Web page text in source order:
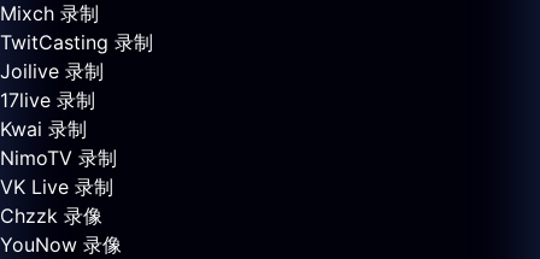
Mixch 录制
TwitCasting 录制
Joilive 录制
17live 录制
Kwai 录制
NimoTV 录制
VK Live 录制
Chzzk 录像
YouNow 录像